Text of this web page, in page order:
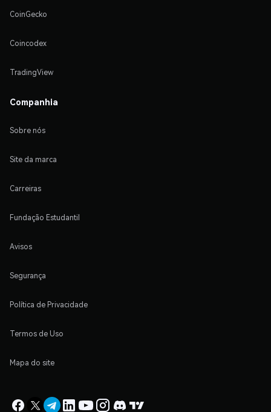
CoinGecko
Coincodex
TradingView
Companhia
Sobre nós
Site da marca
Carreiras
Fundação Estudantil
Avisos
Segurança
Política de Privacidade
Termos de Uso
Mapa do site